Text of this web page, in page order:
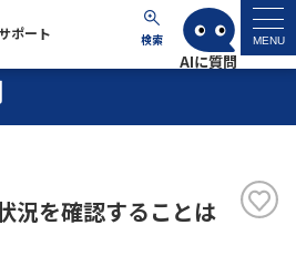
ポート 検索 MENU
況を確認することは